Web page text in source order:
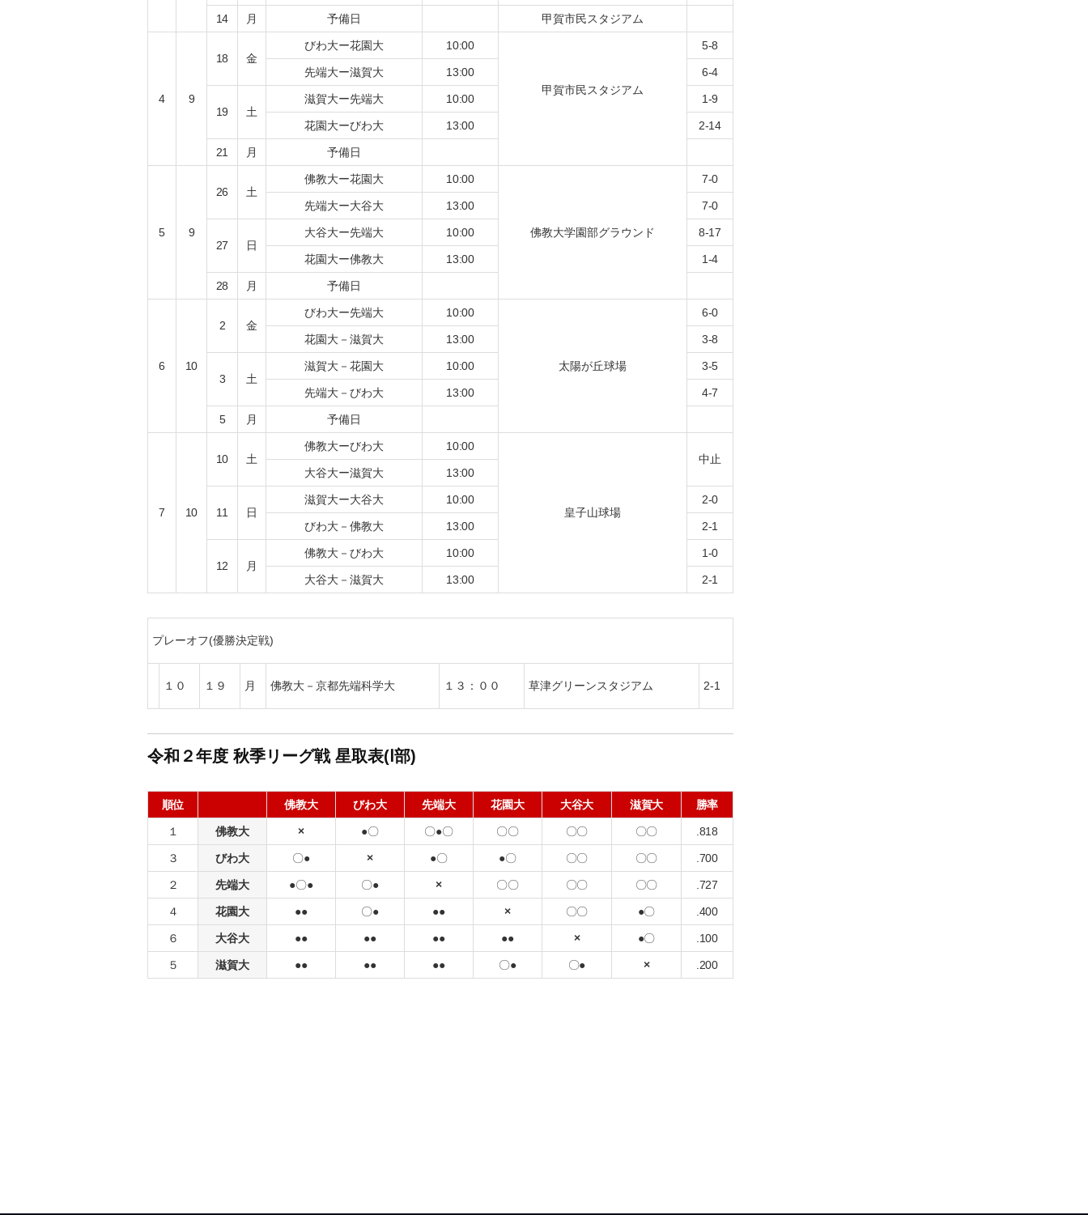
14 月 予備日 甲賀市民スタジアム
4 9
18 金
びわ大ー花園大 10:00
甲賀市民スタジアム
5-8
先端大ー滋賀大 13:00 6-4
19 土
滋賀大ー先端大 10:00 1-9
花園大ーびわ大 13:00 2-14
21 月 予備日
5 9
26 土
佛教大ー花園大 10:00
佛教大学園部グラウンド
7-0
先端大ー大谷大 13:00 7-0
27 日
大谷大ー先端大 10:00 8-17
花園大ー佛教大 13:00 1-4
28 月 予備日
6 10
2 金
びわ大ー先端大 10:00
太陽が丘球場
6-0
花園大－滋賀大 13:00 3-8
3 土
滋賀大－花園大 10:00 3-5
先端大－びわ大 13:00 4-7
5 月 予備日
7 10
10 土
佛教大ーびわ大 10:00
皇子山球場
中止
大谷大ー滋賀大
13:00
11 日
滋賀大ー大谷大 10:00 2-0
びわ大－佛教大 13:00 2-1
12 月
佛教大－びわ大 10:00 1-0
大谷大－滋賀大 13:00 2-1
プレーオフ(優勝決定戦)
１０ １９ 月 佛教大－京都先端科学大 １３：００ 草津グリーンスタジアム 2-1
令和２年度 秋季リーグ戦 星取表(Ⅰ部)
順位 佛教大 びわ大 先端大 花園大 大谷大 滋賀大 勝率
１ 佛教大 × ●〇 〇●〇 〇〇 〇〇 〇〇 .818
３ びわ大 〇● × ●〇 ●〇 〇〇 〇〇 .700
２ 先端大 ●〇● 〇● × 〇〇 〇〇 〇〇 .727
４ 花園大 ●● 〇● ●● × 〇〇 ●〇 .400
６ 大谷大 ●● ●● ●● ●● × ●〇 .100
５ 滋賀大 ●● ●● ●● 〇● 〇● × .200